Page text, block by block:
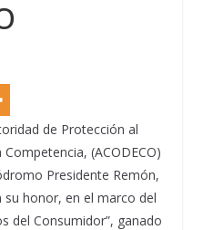
de Protección al
(ACODECO)
Presidente Remón,
su honor, en el marco del
del Consumidor”, ganado